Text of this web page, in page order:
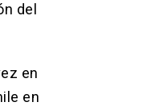
del
en
en